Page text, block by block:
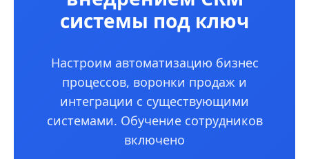
системы под ключ
Настроим автоматизацию бизнес
процессов, воронки продаж и
интеграции с существующими
системами. Обучение сотрудников
включено